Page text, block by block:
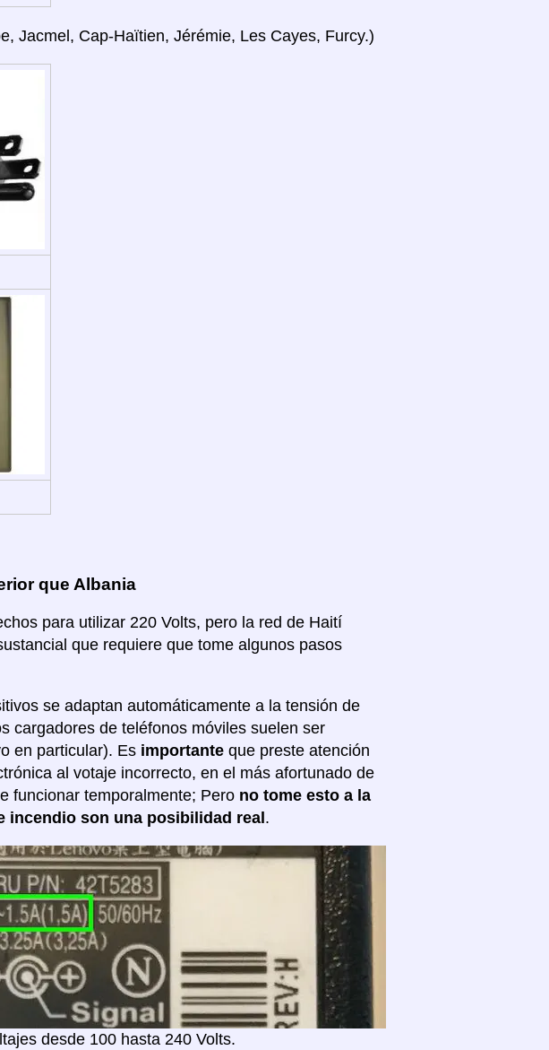
Jacmel, Cap-Haïtien, Jérémie, Les Cayes, Furcy.)
que Albania
para utilizar 220 Volts, pero la red de Haití
que requiere que tome algunos pasos
se adaptan automáticamente a la tensión de
cargadores de teléfonos móviles suelen ser
en particular). Es importante que preste atención
al votaje incorrecto, en el más afortunado de
funcionar temporalmente; Pero no tome esto a la
incendio son una posibilidad real .
desde 100 hasta 240 Volts.